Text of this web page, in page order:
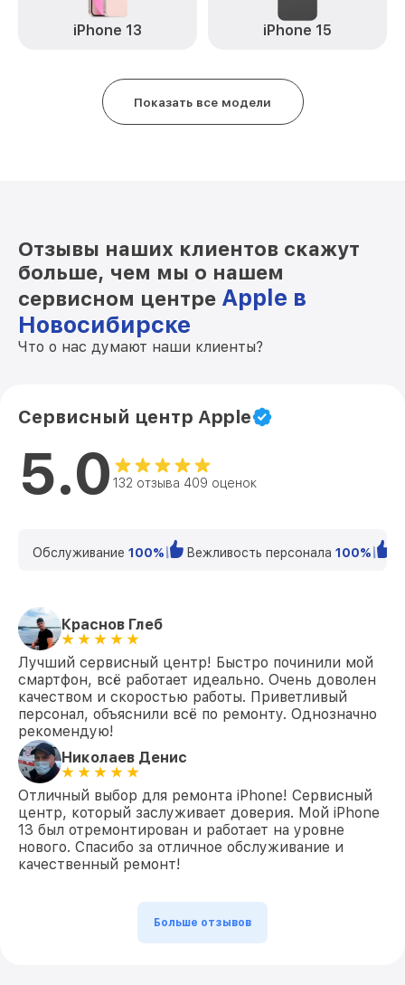
iPhone 13 iPhone 15
Показать все модели
Отзывы наших клиентов скажут
больше, чем мы о нашем
сервисном центре Apple в
Новосибирске
Что о нас думают наши клиенты?
Сервисный центр Apple
5.0 132 отзыва 409 оценок
Обслуживание 100% Вежливость персонала 100%
Краснов Глеб
Лучший сервисный центр! Быстро починили мой
смартфон, всё работает идеально. Очень доволен
качеством и скоростью работы. Приветливый
персонал, объяснили всё по ремонту. Однозначно
рекомендую!
Николаев Денис
Отличный выбор для ремонта iPhone! Сервисный
центр, который заслуживает доверия. Мой iPhone
13 был отремонтирован и работает на уровне
нового. Спасибо за отличное обслуживание и
качественный ремонт!
Больше отзывов